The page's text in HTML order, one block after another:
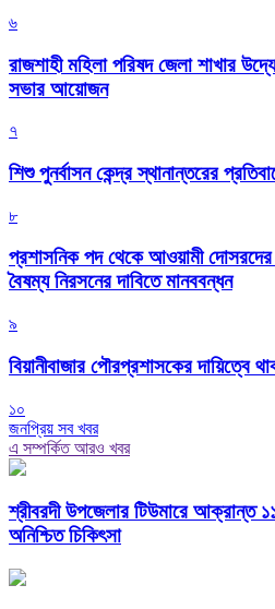
৬
রাজশাহী মহিলা পরিষদ জেলা শাখার
সভার আয়োজন
৭
শিশু পুনর্বাসন কেন্দ্র স্থানান্তরের
৮
প্রশাসনিক পদ থেকে আওয়ামী দোসরদের
বৈষম্য নিরসনের দাবিতে মানববন্ধন
৯
বিয়ানীবাজার পৌরপ্রশাসকের দায়িত্বে
১০
জনপ্রিয় সব খবর
এ সম্পর্কিত আরও খবর
শ্রীবরদী উপজেলার টিউমারে আক্রান্ত
অনিশ্চিত চিকিৎসা